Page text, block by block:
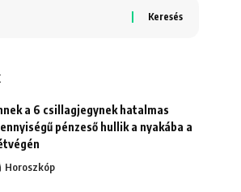
a 6 csillagjegynek hatalmas
pénzeső hullik a nyakába a
Horoszkóp